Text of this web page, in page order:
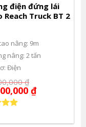
điện đứng lái
Reach Truck BT 2
nâng: 9m
nâng: 2 tấn
Điện
₫
₫